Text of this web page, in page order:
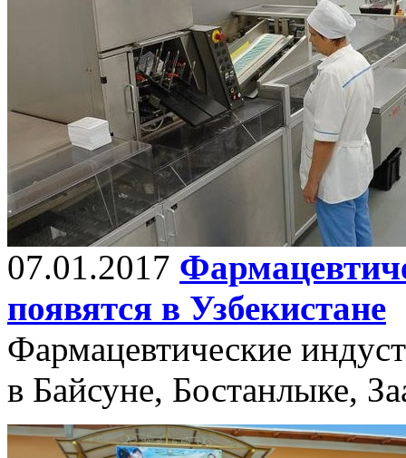
07.01.2017
появятся в Узбекистане
Фармацевтические
в Байсуне, Бостанлыке,